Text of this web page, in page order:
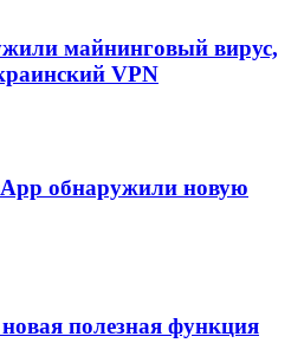
майнинговый вирус,
VPN
обнаружили новую
полезная функция